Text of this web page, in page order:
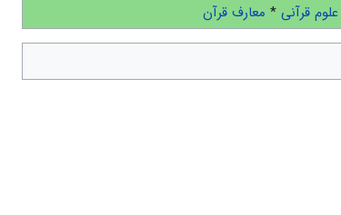
علوم قرآنی * معارف قرآن